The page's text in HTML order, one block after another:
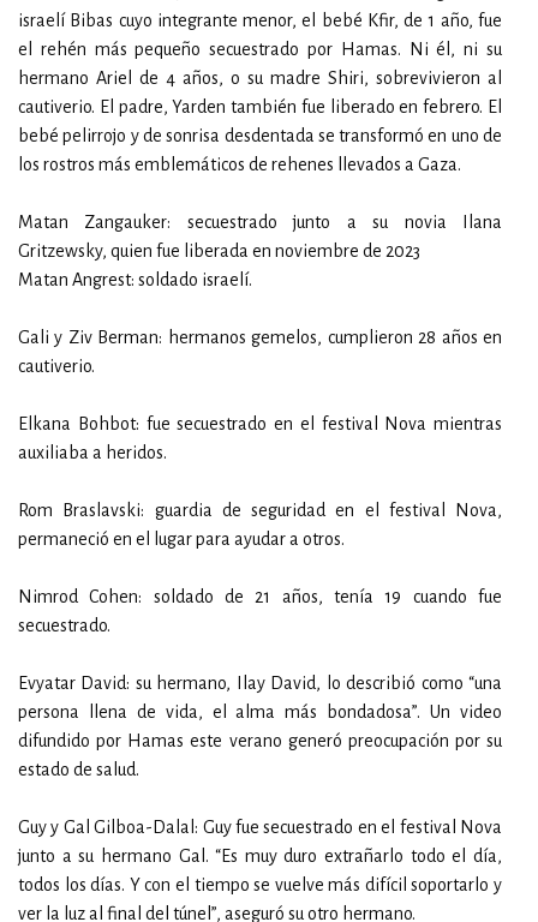
israelí Bibas cuyo integrante menor, el bebé Kfir, de 1 año, fue
el rehén más pequeño secuestrado por Hamas. Ni él, ni su
hermano Ariel de 4 años, o su madre Shiri, sobrevivieron al
cautiverio. El padre, Yarden también fue liberado en febrero. El
bebé pelirrojo y de sonrisa desdentada se transformó en uno de
los rostros más emblemáticos de rehenes llevados a Gaza.
Matan Zangauker: secuestrado junto a su novia Ilana
Gritzewsky, quien fue liberada en noviembre de 2023
Matan Angrest: soldado israelí.
Gali y Ziv Berman: hermanos gemelos, cumplieron 28 años en
cautiverio.
Elkana Bohbot: fue secuestrado en el festival Nova mientras
auxiliaba a heridos.
Rom Braslavski: guardia de seguridad en el festival Nova,
permaneció en el lugar para ayudar a otros.
Nimrod Cohen: soldado de 21 años, tenía 19 cuando fue
secuestrado.
Evyatar David: su hermano, Ilay David, lo describió como “una
persona llena de vida, el alma más bondadosa”. Un video
difundido por Hamas este verano generó preocupación por su
estado de salud.
Guy y Gal Gilboa-Dalal: Guy fue secuestrado en el festival Nova
junto a su hermano Gal. “Es muy duro extrañarlo todo el día,
todos los días. Y con el tiempo se vuelve más difícil soportarlo y
ver la luz al final del túnel”, aseguró su otro hermano.